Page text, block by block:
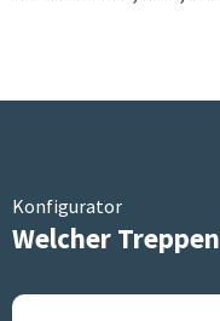
Konfigurator
Welcher